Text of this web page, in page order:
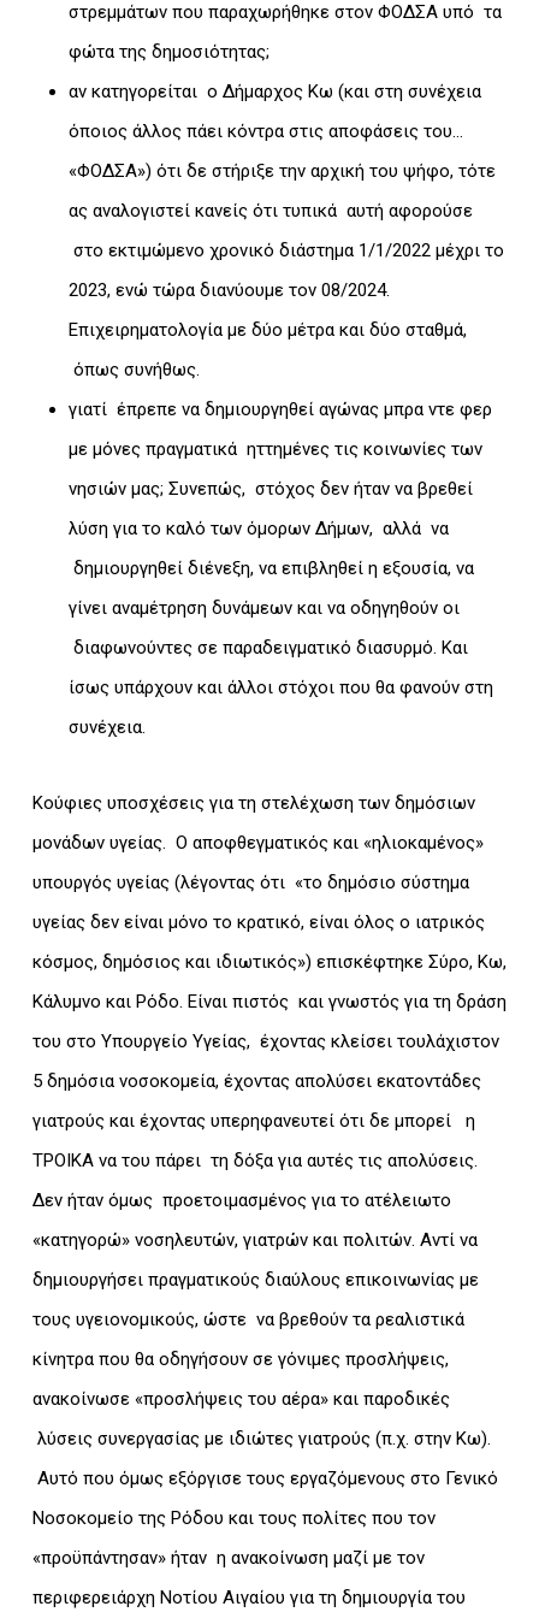
στρεμμάτων που παραχωρήθηκε στον ΦΟΔΣΑ υπό τα
φώτα της δημοσιότητας;
αν κατηγορείται ο Δήμαρχος Κω (και στη συνέχεια
όποιος άλλος πάει κόντρα στις αποφάσεις του…
«ΦΟΔΣΑ») ότι δε στήριξε την αρχική του ψήφο, τότε
ας αναλογιστεί κανείς ότι τυπικά αυτή αφορούσε
στο εκτιμώμενο χρονικό διάστημα 1/1/2022 μέχρι το
2023, ενώ τώρα διανύουμε τον 08/2024.
Επιχειρηματολογία με δύο μέτρα και δύο σταθμά,
όπως συνήθως.
γιατί έπρεπε να δημιουργηθεί αγώνας μπρα ντε φερ
με μόνες πραγματικά ηττημένες τις κοινωνίες των
νησιών μας; Συνεπώς, στόχος δεν ήταν να βρεθεί
λύση για το καλό των όμορων Δήμων, αλλά να
δημιουργηθεί διένεξη, να επιβληθεί η εξουσία, να
γίνει αναμέτρηση δυνάμεων και να οδηγηθούν οι
διαφωνούντες σε παραδειγματικό διασυρμό. Και
ίσως υπάρχουν και άλλοι στόχοι που θα φανούν στη
συνέχεια.
Κούφιες υποσχέσεις για τη στελέχωση των δημόσιων
μονάδων υγείας. Ο αποφθεγματικός και «ηλιοκαμένος»
υπουργός υγείας (λέγοντας ότι «το δημόσιο σύστημα
υγείας δεν είναι μόνο το κρατικό, είναι όλος ο ιατρικός
κόσμος, δημόσιος και ιδιωτικός») επισκέφτηκε Σύρο, Κω,
Κάλυμνο και Ρόδο. Είναι πιστός και γνωστός για τη δράση
του στο Υπουργείο Υγείας, έχοντας κλείσει τουλάχιστον
5 δημόσια νοσοκομεία, έχοντας απολύσει εκατοντάδες
γιατρούς και έχοντας υπερηφανευτεί ότι δε μπορεί η
ΤΡΟΙΚΑ να του πάρει τη δόξα για αυτές τις απολύσεις.
Δεν ήταν όμως προετοιμασμένος για το ατέλειωτο
«κατηγορώ» νοσηλευτών, γιατρών και πολιτών. Αντί να
δημιουργήσει πραγματικούς διαύλους επικοινωνίας με
τους υγειονομικούς, ώστε να βρεθούν τα ρεαλιστικά
κίνητρα που θα οδηγήσουν σε γόνιμες προσλήψεις,
ανακοίνωσε «προσλήψεις του αέρα» και παροδικές
λύσεις συνεργασίας με ιδιώτες γιατρούς (π.χ. στην Κω).
Αυτό που όμως εξόργισε τους εργαζόμενους στο Γενικό
Νοσοκομείο της Ρόδου και τους πολίτες που τον
«προϋπάντησαν» ήταν η ανακοίνωση μαζί με τον
περιφερειάρχη Νοτίου Αιγαίου για τη δημιουργία του